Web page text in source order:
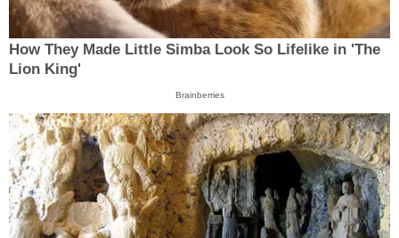
How They Made Little Simba Look So Lifelike in 'The
Lion King'
Brainberries